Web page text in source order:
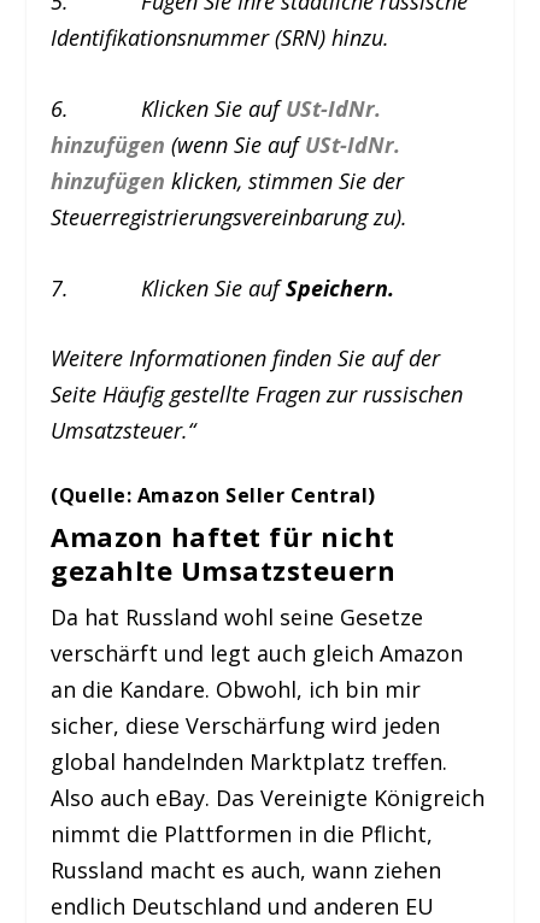
Identifikationsnummer (SRN) hinzu.
6. Klicken Sie aufUSt-IdNr.
hinzufügen (wenn Sie aufUSt-IdNr.
hinzufügen klicken, stimmen Sie der
Steuerregistrierungsvereinbarung zu).
7. Klicken Sie aufSpeichern.
Weitere Informationen finden Sie auf der
Seite Häufig gestellte Fragen zur russischen
Umsatzsteuer.“
(Quelle: Amazon Seller Central)
Amazon haftet für nicht
gezahlte Umsatzsteuern
Da hat Russland wohl seine Gesetze
verschärft und legt auch gleich Amazon
an die Kandare. Obwohl, ich bin mir
sicher, diese Verschärfung wird jeden
global handelnden Marktplatz treffen.
Also auch eBay. Das Vereinigte Königreich
nimmt die Plattformen in die Pflicht,
Russland macht es auch, wann ziehen
endlich Deutschland und anderen EU